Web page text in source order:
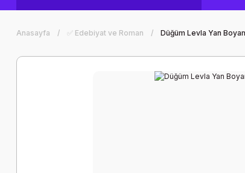
Anasayfa ✅ Edebiyat ve Roman Düğüm Levla Yan